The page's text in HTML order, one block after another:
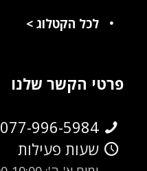
לכל הקטלוג>
פרטי הקשר שלנו
077-996-5984
שעות פעילות